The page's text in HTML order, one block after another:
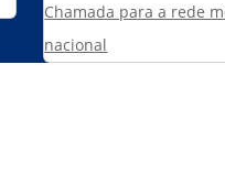
Chamada para a rede
nacional
Valpi